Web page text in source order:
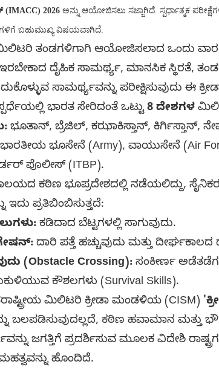
2026 ಅನ್ನು ಆಯೋಜಿಸಲು ಸಜ್ಜಾಗಿದೆ. ಸ್ಪರ್ಧಾತ್ಮಕ
ಬಹುಮುಖ್ಯ ವಿಷಯವಾಗಿದೆ.
ತಂಡಗಳಿಗಾಗಿ ಆಯೋಜಿಸಲಾದ ಒಂದು ವಾರ
ದೈಹಿಕ ಸಾಮರ್ಥ್ಯ, ಮಾನಸಿಕ ಸ್ಥಿರತೆ,
ಸಾಮರ್ಥ್ಯವನ್ನು ಪರೀಕ್ಷಿಸುವುದು ಈ
ಭಾರತ ಸೇರಿದಂತೆ ಒಟ್ಟು8 ದೇಶಗಳ
ಭೂತಾನ್, ಬ್ರೆಜಿಲ್, ಕಝಾಕಿಸ್ತಾನ್, ಕಿರ್ಗಿಸ್ತಾನ್,
ಭಾರತೀಯ ಭೂಸೇನೆ (Army), ವಾಯುಸೇನೆ (Air
ಪೊಲೀಸ್ (ITBP).
ಕಠಿಣ ಭೂಪ್ರದೇಶದಲ್ಲಿ ನಡೆಯಲಿದ್ದು,
ಇದು ಪ್ರತಿಬಿಂಬಿಸುತ್ತದೆ:
ಕಡಿದಾದ ಬೆಟ್ಟಗಳಲ್ಲಿ ಸಾಗುವುದು.
ದಾರಿ ಪತ್ತೆ ಹಚ್ಚುವುದು ಮತ್ತು ದೀರ್ಘಕಾಲದ
(Obstacle Crossing): ಸಂಕೀರ್ಣ
ಕೌಶಲಗಳು (Survival Skills).
ಮಿಲಿಟರಿ ಕ್ರೀಡಾ ಮಂಡಳಿಯ (CISM)
ಬಲಪಡಿಸುವುದಲ್ಲದೆ, ಕಠಿಣ ಹವಾಮಾನ
ಜಗತ್ತಿಗೆ ಪ್ರದರ್ಶಿಸುವ ಮೂಲಕ ವಿದೇಶಿ
ಹೊಂದಿದೆ.